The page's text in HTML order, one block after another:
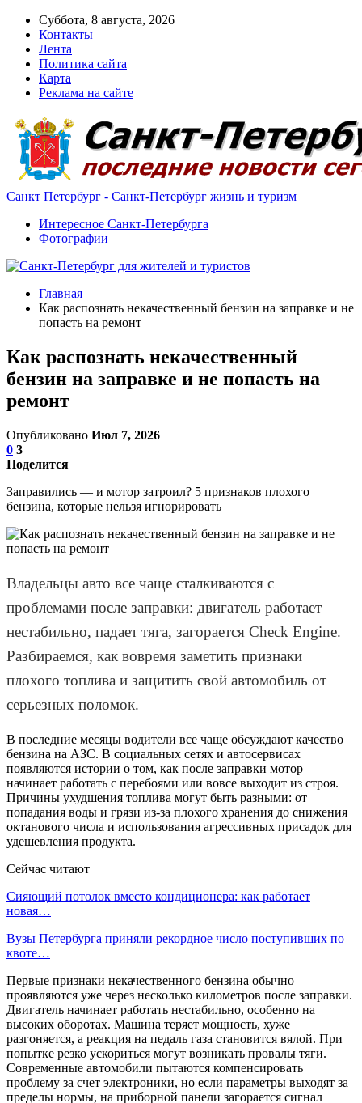
Суббота, 8 августа, 2026
Контакты
Лента
Политика сайта
Карта
Реклама на сайте
Санкт Петербург - Санкт-Петербург жизнь и туризм
Интересное Санкт-Петербурга
Фотографии
Главная
Как распознать некачественный бензин на заправке и не
попасть на ремонт
Как распознать некачественный
бензин на заправке и не попасть на
ремонт
Опубликовано Июл 7, 2026
0 3
Поделится
Заправились — и мотор затроил? 5 признаков плохого
бензина, которые нельзя игнорировать
Владельцы авто все чаще сталкиваются с
проблемами после заправки: двигатель работает
нестабильно, падает тяга, загорается Check Engine.
Разбираемся, как вовремя заметить признаки
плохого топлива и защитить свой автомобиль от
серьезных поломок.
В последние месяцы водители все чаще обсуждают качество
бензина на АЗС. В социальных сетях и автосервисах
появляются истории о том, как после заправки мотор
начинает работать с перебоями или вовсе выходит из строя.
Причины ухудшения топлива могут быть разными: от
попадания воды и грязи из-за плохого хранения до снижения
октанового числа и использования агрессивных присадок для
удешевления продукта.
Сейчас читают
Сияющий потолок вместо кондиционера: как работает
новая…
Вузы Петербурга приняли рекордное число поступивших по
квоте…
Первые признаки некачественного бензина обычно
проявляются уже через несколько километров после заправки.
Двигатель начинает работать нестабильно, особенно на
высоких оборотах. Машина теряет мощность, хуже
разгоняется, а реакция на педаль газа становится вялой. При
попытке резко ускориться могут возникать провалы тяги.
Современные автомобили пытаются компенсировать
проблему за счет электроники, но если параметры выходят за
пределы нормы, на приборной панели загорается сигнал